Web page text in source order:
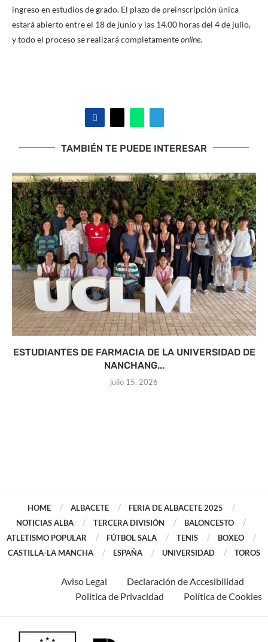
ingreso en estudios de grado. El plazo de preinscripción única
estará abierto entre el 18 de junio y las 14.00 horas del 4 de julio,
y todo el proceso se realizará completamenteonline.
TAMBIÉN TE PUEDE INTERESAR
ESTUDIANTES DE FARMACIA DE LA UNIVERSIDAD DE
NANCHANG...
julio 15, 2026
HOME ALBACETE
FERIA DE ALBACETE 2025
NOTICIAS ALBA
TERCERA DIVISIÓN
BALONCESTO
ATLETISMO POPULAR
FÚTBOL SALA TENIS
BOXEO
CASTILLA-LA MANCHA
ESPAÑA UNIVERSIDAD TOROS
Aviso Legal
Declaración de Accesibilidad
Política de Privacidad
Política de Cookies